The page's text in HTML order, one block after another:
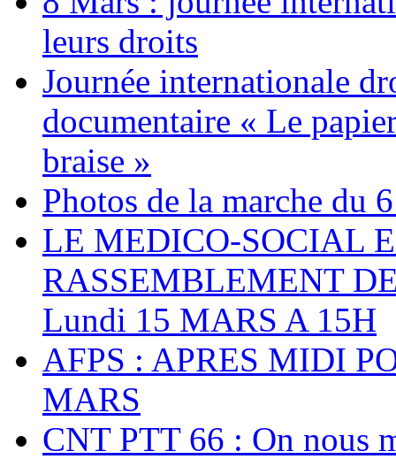
leurs droits
Journée internationale
documentaire « Le
braise »
Photos de la marche du
LE MEDICO-SOCIAL
RASSEMBLEMENT
Lundi 15 MARS A 15H
AFPS : APRES MIDI
MARS
CNT PTT 66 : On nous